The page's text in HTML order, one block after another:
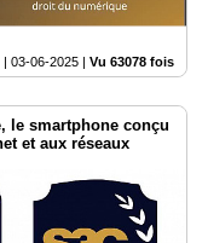
| 03-06-2025 | Vu 63078 fois
le smartphone conçu
et aux réseaux